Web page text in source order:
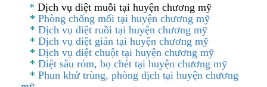
* Dịch vụ diệt muỗi tại huyện chương mỹ
* Phòng chống mối tại huyện chương mỹ
* Dịch vụ diệt ruồi tại huyện chương mỹ
* Dịch vụ diệt gián tại huyện chương mỹ
* Dịch vụ diệt chuột tại huyện chương mỹ
* Diệt sâu róm, bọ chét tại huyện chương mỹ
* Phun khử trùng, phòng dịch tại huyện chương